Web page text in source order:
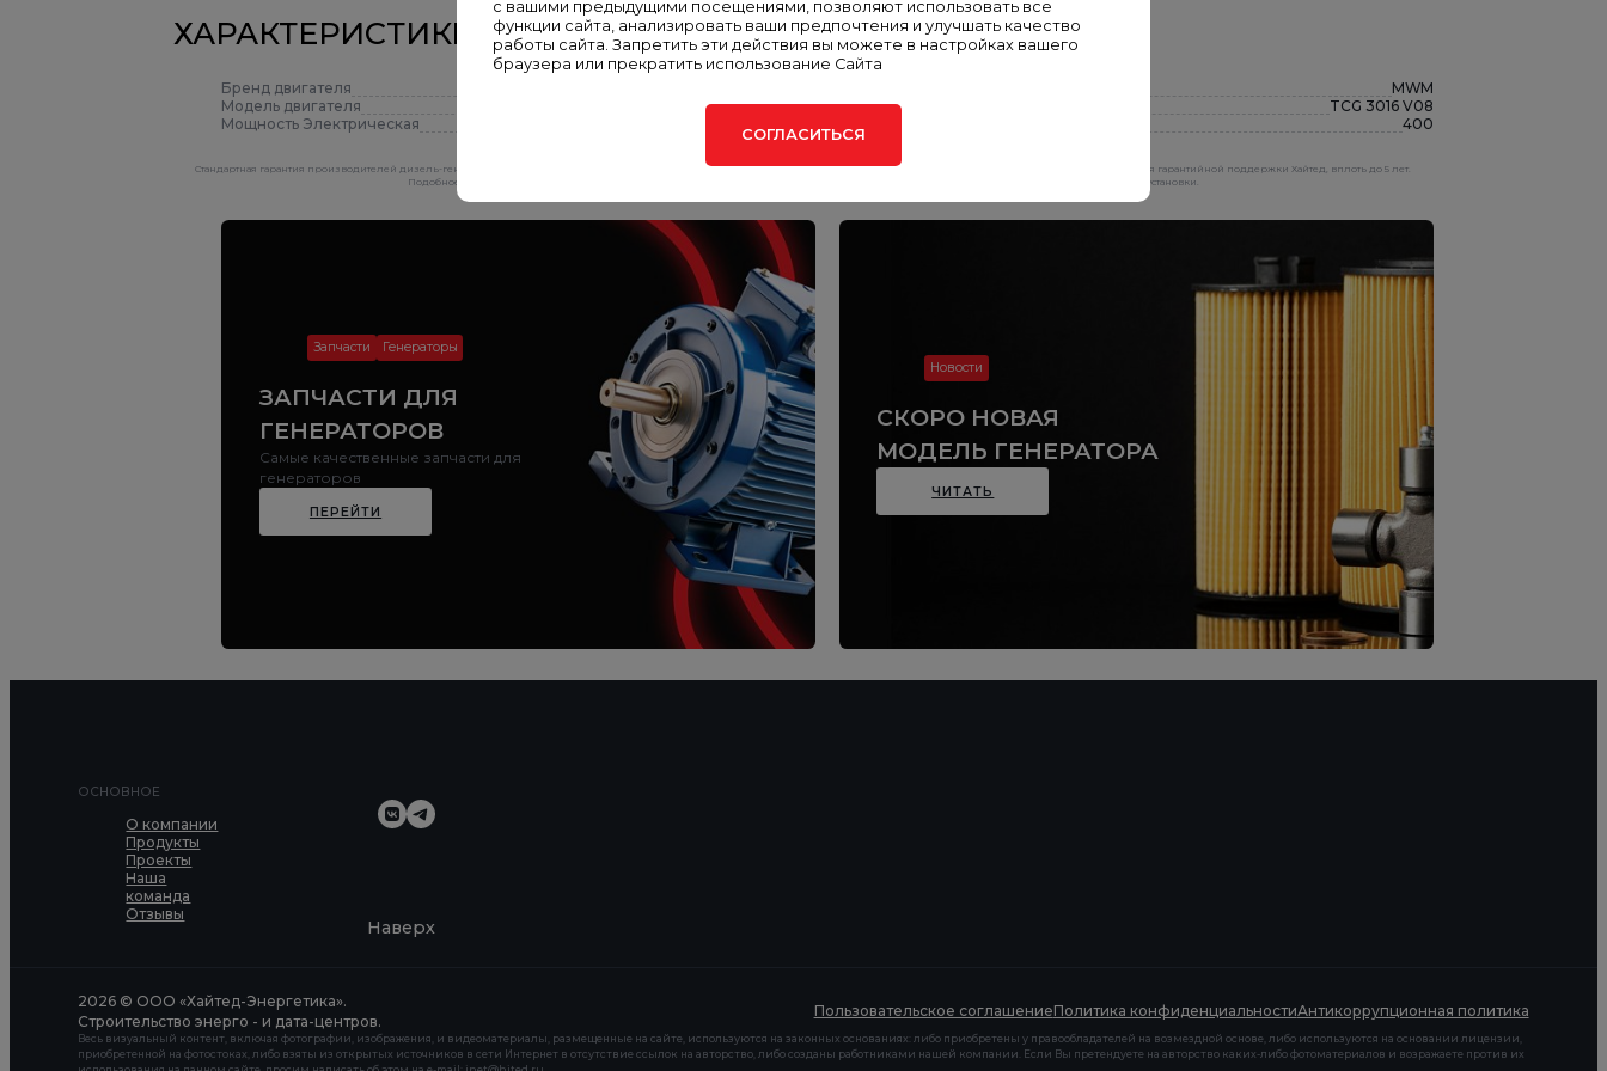
ХАРАКТЕРИСТИКИ
Бренд двигателя
MWM
Модель двигателя
TCG 3016 V08
Мощность Электрическая
400
Стандартная гарантия производителей дизель-генераторов составляет 12 месяцев или 500 моточасов (в случае постоянного режима работы). Вам также доступна возможность продления гарантийной поддержки Хайтед, вплоть до 5 лет.
Подобное расширение гарантии рассчитывается индивидуально, исходя из задач, особенностей эксплуатации и обслуживания генераторной установки.
Запчасти Генераторы
ЗАПЧАСТИ ДЛЯ
ГЕНЕРАТОРОВ
Самые качественные запчасти для
генераторов
ПЕРЕЙТИ
Новости
СКОРО НОВАЯ
МОДЕЛЬ ГЕНЕРАТОРА
ЧИТАТЬ
ОСНОВНОЕ
О компании
Продукты
Проекты
Наша
команда
Отзывы
Наверх
2026 © ООО «Хайтед-Энергетика».
Строительство энерго - и дата-центров.
Пользовательское соглашениеПолитика конфиденциальностиАнтикоррупционная политика
Весь визуальный контент, включая фотографии, изображения, и видеоматериалы, размещенные на сайте, используются на законных основаниях: либо приобретены у правообладателей на возмездной основе, либо используются на основании лицензии,
приобретенной на фотостоках, либо взяты из открытых источников в сети Интернет в отсутствие ссылок на авторство, либо созданы работниками нашей компании. Если Вы претендуете на авторство каких-либо фотоматериалов и возражаете против их
с вашими предыдущими посещениями, позволяют использовать все
функции сайта, анализировать ваши предпочтения и улучшать качество
работы сайта. Запретить эти действия вы можете в настройках вашего
браузера или прекратить использование Сайта
СОГЛАСИТЬСЯ